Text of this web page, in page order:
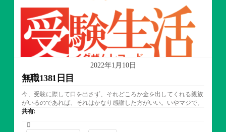
2022年1月10日
無職1381日目
今、受験に際して口を出さず、それどころか金を出してくれる親族
がいるのであれば、それはかなり感謝した方がいい。いやマジで。
共有: